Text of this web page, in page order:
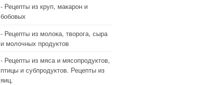
Рецепты из круп, макарон и
бобовых
Рецепты из молока, творога, сыра
и молочных продуктов
Рецепты из мяса и мясопродуктов,
птицы и субпродуктов. Рецепты из
яиц.